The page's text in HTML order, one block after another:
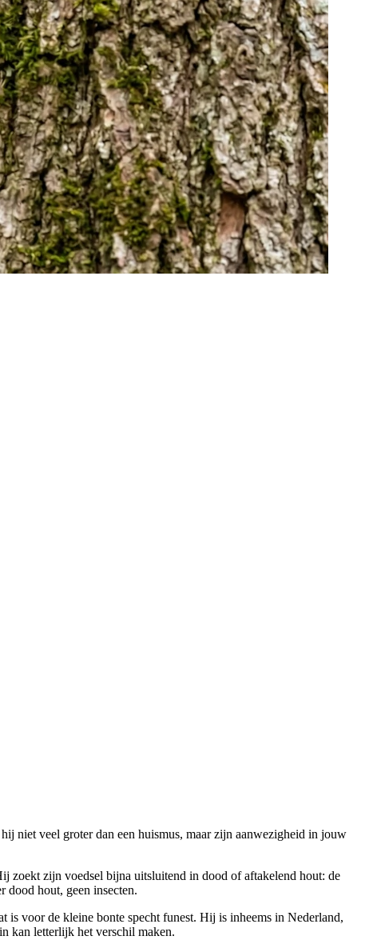
niet veel groter dan een huismus, maar zijn aanwezigheid in jouw
zoekt zijn voedsel bijna uitsluitend in dood of aftakelend hout: de
dood hout, geen insecten.
voor de kleine bonte specht funest. Hij is inheems in Nederland,
kan letterlijk het verschil maken.